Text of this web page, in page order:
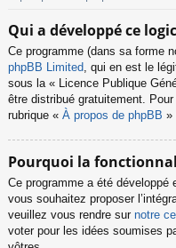
Qui a développé ce
Ce programme (dans sa forme
phpBB Limited, qui en est le
sous la « Licence Publique
être distribué gratuitement.
rubrique « À propos de phpBB »
Pourquoi la
Ce programme a été
vous souhaitez proposer
veuillez vous rendre sur notre
voter pour les idées soumises